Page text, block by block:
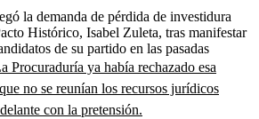
la demanda de pérdida de investidura
Histórico, Isabel Zuleta, tras manifestar
de su partido en las pasadas
Procuraduría ya había rechazado esa
no se reunían los recursos jurídicos
con la pretensión.